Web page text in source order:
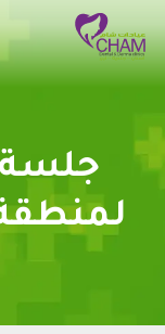
جلسة